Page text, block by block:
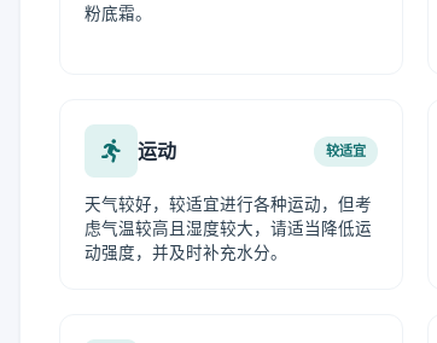
粉底霜。
运动 较适宜
天气较好，较适宜进行各种运动，但考
虑气温较高且湿度较大，请适当降低运
动强度，并及时补充水分。